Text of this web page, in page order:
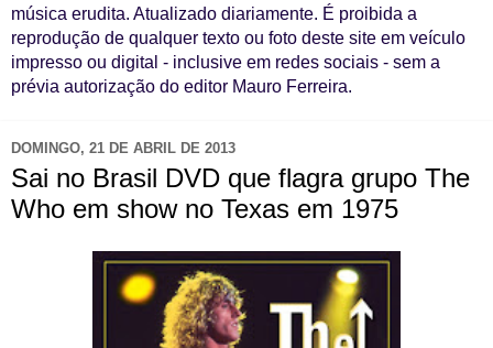
música erudita. Atualizado diariamente. É proibida a
reprodução de qualquer texto ou foto deste site em veículo
impresso ou digital - inclusive em redes sociais - sem a
prévia autorização do editor Mauro Ferreira.
DOMINGO, 21 DE ABRIL DE 2013
Sai no Brasil DVD que flagra grupo The
Who em show no Texas em 1975